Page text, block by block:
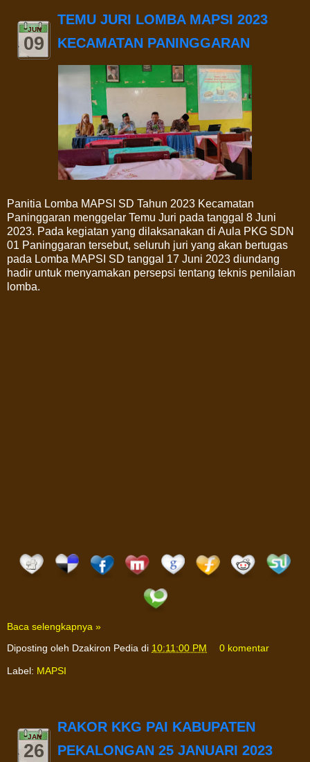
JUN
09
TEMU JURI LOMBA MAPSI 2023
KECAMATAN PANINGGARAN
Panitia Lomba MAPSI SD Tahun 2023 Kecamatan
Paninggaran menggelar Temu Juri pada tanggal 8 Juni
2023. Pada kegiatan yang dilaksanakan di Aula PKG SDN
01 Paninggaran tersebut, seluruh juri yang akan bertugas
pada Lomba MAPSI SD tanggal 17 Juni 2023 diundang
hadir untuk menyamakan persepsi tentang teknis penilaian
lomba.
Baca selengkapnya »
Diposting oleh Dzakiron Pedia di 10:11:00 PM 0 komentar
Label: MAPSI
JAN
26
RAKOR KKG PAI KABUPATEN
PEKALONGAN 25 JANUARI 2023